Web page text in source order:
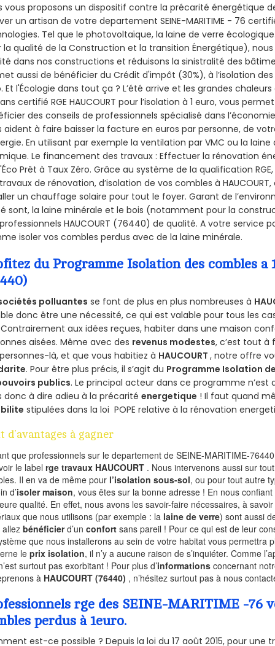
vous proposons un dispositif contre la précarité énergétique
un artisan de votre departement SEINE-MARITIME - 76
Tel que le photovoltaïque, la laine de verre
la qualité de la Construction et la transition Énergétique),
dans nos constructions et réduisons la sinistralité des
aussi de bénéficier du Crédit d'impôt (30%), à l’isolation
Et l'Écologie dans tout ça ? L’été arrive et les grandes chaleurs
certifié RGE HAUCOURT pour l’isolation à 1 euro, vous
des conseils de professionnels spécialisé dans l’économie
aident à faire baisser la facture en euros par personne, de
En utilisant par exemple la ventilation par VMC ou la
Le financement des travaux : Effectuer la rénovation
Prêt à Taux Zéro. Grâce au système de la qualification
de rénovation, d’isolation de vos combles à
un chauffage solaire pour tout le foyer. Garant de
sont, la laine minérale et le bois (notamment pour la
HAUCOURT (76440) de qualité. A votre service
isoler vos combles perdus avec de la laine minérale.
du Programme Isolation des combles a
polluantes se font de plus en plus nombreuses à
donc être une nécessité, ce qui est valable pour tous les
aux idées reçues, habiter dans une maison
aisées. Même avec des revenus modestes, c’est tout à
là, et que vous habitiez à HAUCOURT, notre offre
. Pour être plus précis, il s’agit du Programme Isolation
publics. Le principal acteur dans ce programme
donc à dire adieu à la précaritéenergetique ! Il faut quand
stipulées dans la loi POPE relative à la rénovation
d’avantages à gagner
que professionnels sur le departement de SEINE-MARITIME-
le labelrge travaux HAUCOURT . Nous intervenons aussi sur
Il en va de même pour l’isolation sous-sol, ou pour tout autre
d’isoler maison, vous êtes sur la bonne adresse ! En nous
qualité. En effet, nous avons les savoir-faire nécessaires, à
que nous utilisons (par exemple : la laine de verre) sont aussi
allezbénéficierd’unconfort sans pareil ! Pour ce qui est de leur
que nous installerons au sein de votre habitat vous permettra
leprix isolation, il n’y a aucune raison de s’inquiéter. Comme
surtout pas exorbitant ! Pour plus d’informations concernant
à HAUCOURT (76440) , n’hésitez surtout pas à nous
rge des SEINE-MARITIME -76
perdus à 1euro.
est-ce possible ? Depuis la loi du 17 août 2015, pour une